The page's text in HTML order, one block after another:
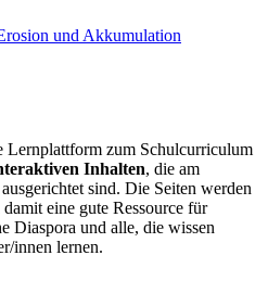
und Akkumulation
Lernplattform zum Schulcurriculum
Inhalten, die am
sind. Die Seiten werden
eine gute Ressource für
Diaspora und alle, die wissen
innen lernen.